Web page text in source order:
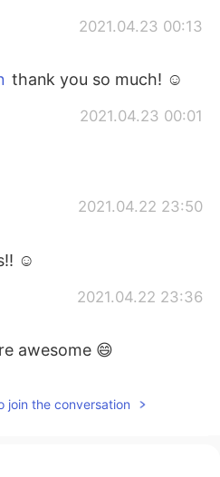
2021.04.23 00:13
thank you so much! ☺️
2021.04.23 00:01
2021.04.22 23:50
☺️
2021.04.22 23:36
awesome 😄
join the conversation